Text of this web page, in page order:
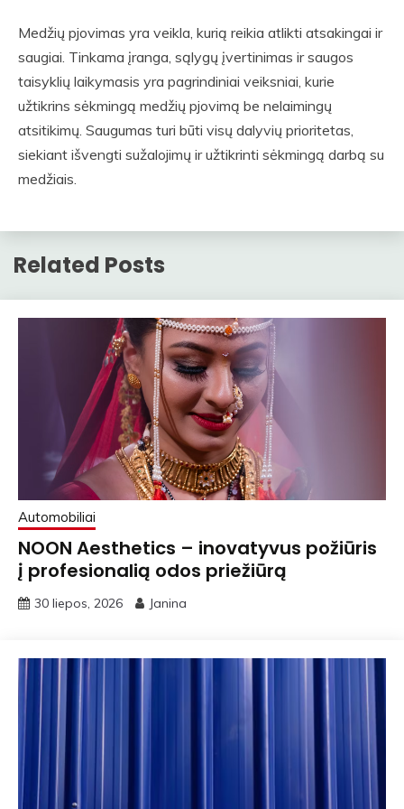
Medžių pjovimas yra veikla, kurią reikia atlikti atsakingai ir
saugiai. Tinkama įranga, sąlygų įvertinimas ir saugos
taisyklių laikymasis yra pagrindiniai veiksniai, kurie
užtikrins sėkmingą medžių pjovimą be nelaimingų
atsitikimų. Saugumas turi būti visų dalyvių prioritetas,
siekiant išvengti sužalojimų ir užtikrinti sėkmingą darbą su
medžiais.
Related Posts
Automobiliai
NOON Aesthetics – inovatyvus požiūris
į profesionalią odos priežiūrą
30 liepos, 2026 Janina